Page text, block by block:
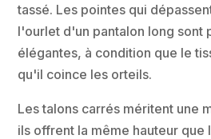
tassé. Les pointes qui
l'ourlet d'un pantalon long sont
élégantes, à condition que le
qu'il coince les orteils.
Les talons carrés méritent une
ils offrent la même hauteur que